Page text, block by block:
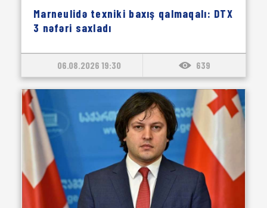
Marneulidə texniki baxış qalmaqalı: DTX
3 nəfəri saxladı
06.08.2026 19:30 639